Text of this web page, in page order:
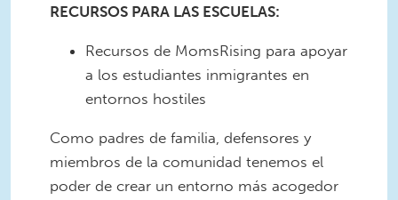
RECURSOS PARA LAS ESCUELAS:
Recursos de MomsRising para apoyar
a los estudiantes inmigrantes en
entornos hostiles
Como padres de familia, defensores y
miembros de la comunidad tenemos el
poder de crear un entorno más acogedor